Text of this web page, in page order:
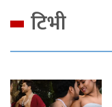
टिभी